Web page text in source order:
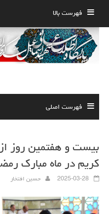
content
فهرست بالا
فهرست اصلی
بیست و هفتمین روز
کریم در ماه مبارک
2025-03-28 حسین افتخار